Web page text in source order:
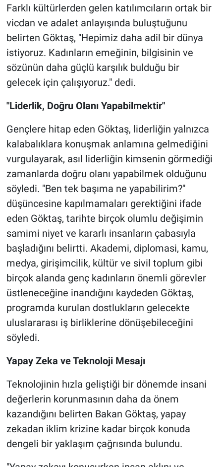
Farklı kültürlerden gelen katılımcıların ortak bir
vicdan ve adalet anlayışında buluştuğunu
belirten Göktaş, "Hepimiz daha adil bir dünya
istiyoruz. Kadınların emeğinin, bilgisinin ve
sözünün daha güçlü karşılık bulduğu bir
gelecek için çalışıyoruz." dedi.
"Liderlik, Doğru Olanı Yapabilmektir"
Gençlere hitap eden Göktaş, liderliğin yalnızca
kalabalıklara konuşmak anlamına gelmediğini
vurgulayarak, asıl liderliğin kimsenin görmediği
zamanlarda doğru olanı yapabilmek olduğunu
söyledi. "Ben tek başıma ne yapabilirim?"
düşüncesine kapılmamaları gerektiğini ifade
eden Göktaş, tarihte birçok olumlu değişimin
samimi niyet ve kararlı insanların çabasıyla
başladığını belirtti. Akademi, diplomasi, kamu,
medya, girişimcilik, kültür ve sivil toplum gibi
birçok alanda genç kadınların önemli görevler
üstleneceğine inandığını kaydeden Göktaş,
programda kurulan dostlukların gelecekte
uluslararası iş birliklerine dönüşebileceğini
söyledi.
Yapay Zeka ve Teknoloji Mesajı
Teknolojinin hızla geliştiği bir dönemde insani
değerlerin korunmasının daha da önem
kazandığını belirten Bakan Göktaş, yapay
zekadan iklim krizine kadar birçok konuda
dengeli bir yaklaşım çağrısında bulundu.